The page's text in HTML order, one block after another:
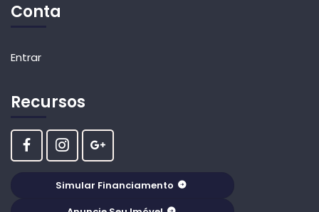
Conta
Entrar
Recursos
Simular Financiamento